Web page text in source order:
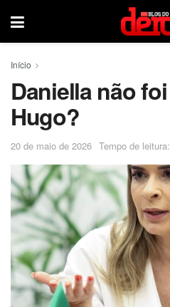
Início
Daniella não
Hugo?
20 de maio de 2026 Tempo de